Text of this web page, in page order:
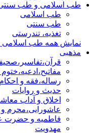
طب اسلامی و طب
طب اسلامی
طب سنتی
تغذیه، تندرستی
نمایش همه طب
مذهبی
رساله،فقه و
حدیث و روایات
اخلاق و آداب
عاشورایی،محرم
فاطمیه و حضرت
مهدویت